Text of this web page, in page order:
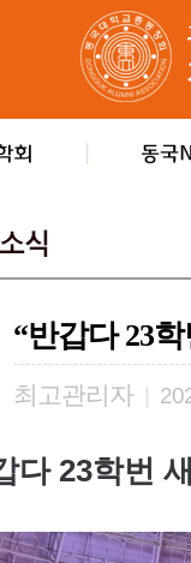
“반갑다 23
최고관리자
다 23학번